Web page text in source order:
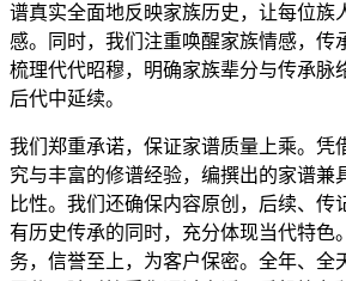
谱真实全面地反映家族历史，让每位族
感。同时，我们注重唤醒家族情感，传
梳理代代昭穆，明确家族辈分与传承脉
后代中延续。
我们郑重承诺，保证家谱质量上乘。凭
究与丰富的修谱经验，编撰出的家谱兼
比性。我们还确保内容原创，后续、传
有历史传承的同时，充分体现当代特色
务，信誉至上，为客户保密。全年、全